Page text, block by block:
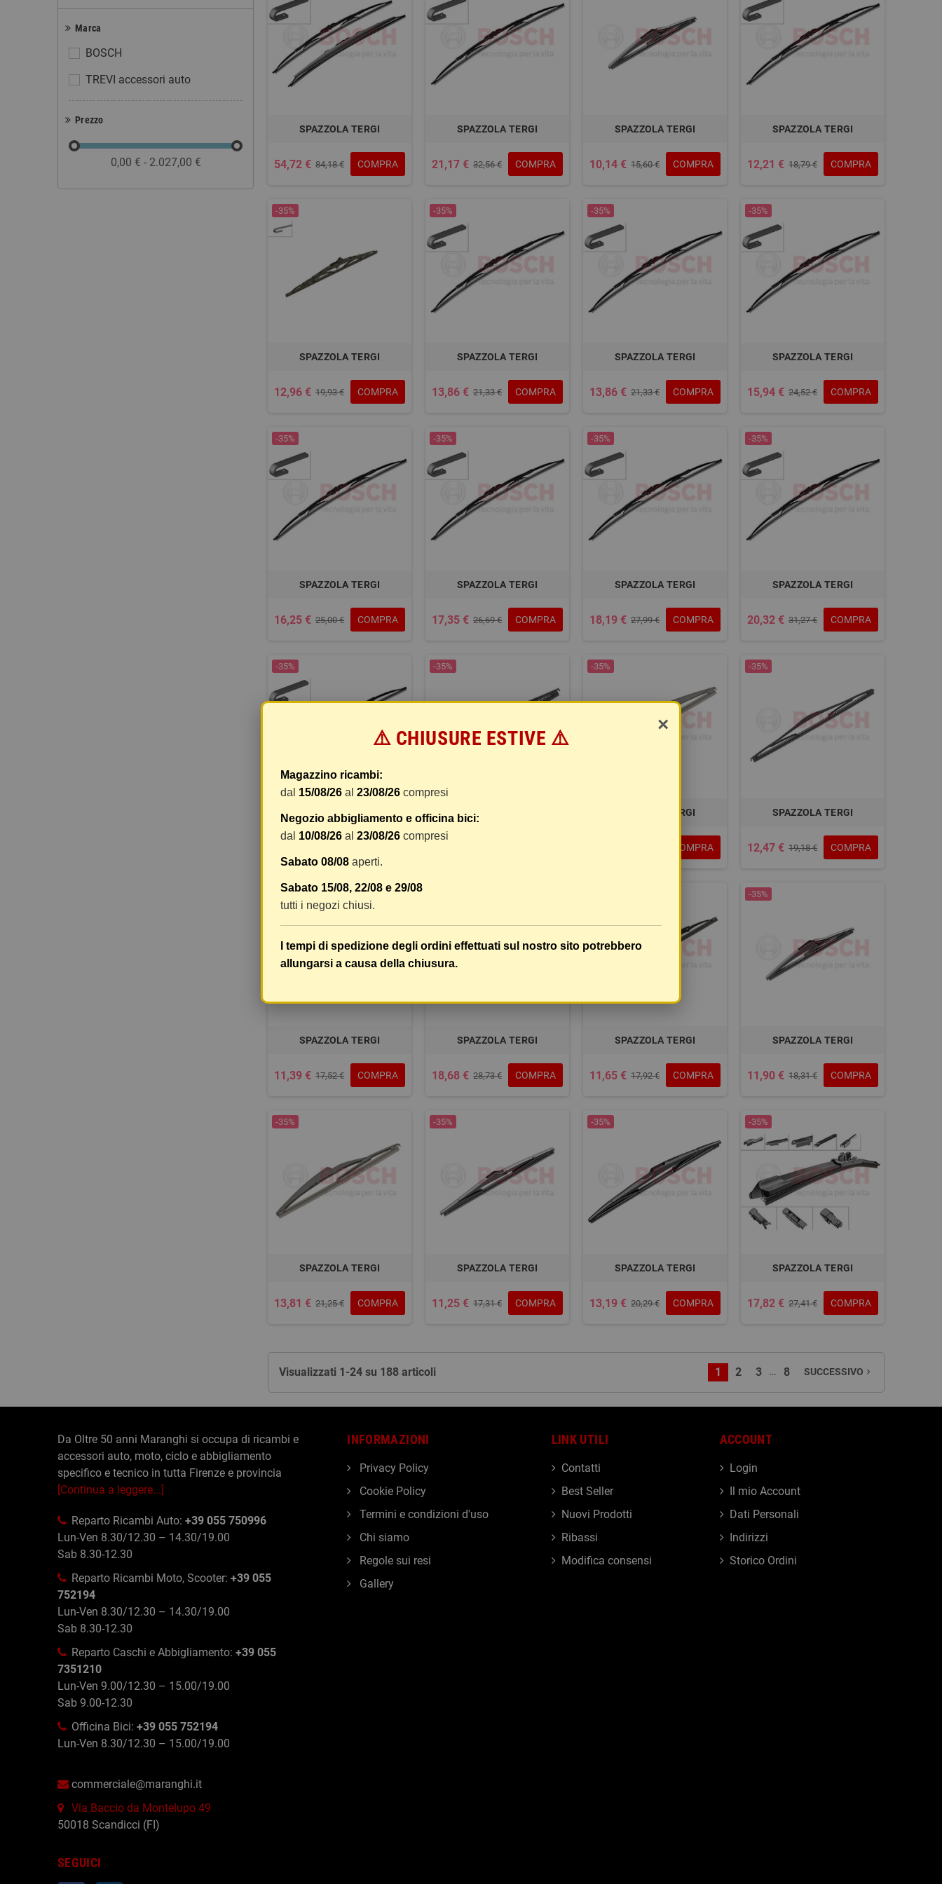
Marca
BOSCH
TREVI accessori auto
Prezzo
0,00 € - 2.027,00 €
SPAZZOLA TERGI
54,72 € 84,18 € COMPRA
SPAZZOLA TERGI
21,17 € 32,56 € COMPRA
SPAZZOLA TERGI
10,14 € 15,60 € COMPRA
SPAZZOLA TERGI
12,21 € 18,79 € COMPRA
-35%
SPAZZOLA TERGI
12,96 € 19,93 € COMPRA
-35%
SPAZZOLA TERGI
13,86 € 21,33 € COMPRA
-35%
SPAZZOLA TERGI
13,86 € 21,33 € COMPRA
-35%
SPAZZOLA TERGI
15,94 € 24,52 € COMPRA
-35%
SPAZZOLA TERGI
16,25 € 25,00 € COMPRA
-35%
SPAZZOLA TERGI
17,35 € 26,69 € COMPRA
-35%
SPAZZOLA TERGI
18,19 € 27,99 € COMPRA
-35%
SPAZZOLA TERGI
20,32 € 31,27 € COMPRA
-35%
SPAZZOLA TERGI
-35%
SPAZZOLA TERGI
-35%
SPAZZOLA TERGI
COMPRA
-35%
SPAZZOLA TERGI
12,47 € 19,18 € COMPRA
-35%
SPAZZOLA TERGI
11,39 € 17,52 € COMPRA
SPAZZOLA TERGI
18,68 € 28,73 € COMPRA
SPAZZOLA TERGI
11,65 € 17,92 € COMPRA
-35%
SPAZZOLA TERGI
11,90 € 18,31 € COMPRA
-35%
SPAZZOLA TERGI
13,81 € 21,25 € COMPRA
-35%
SPAZZOLA TERGI
11,25 € 17,31 € COMPRA
-35%
SPAZZOLA TERGI
13,19 € 20,29 € COMPRA
-35%
SPAZZOLA TERGI
17,82 € 27,41 € COMPRA
Visualizzati 1-24 su 188 articoli 1 2 3 … 8 SUCCESSIVO navigate_next
×
⚠️ CHIUSURE ESTIVE ⚠️
Magazzino ricambi:
dal 15/08/26 al 23/08/26 compresi
Negozio abbigliamento e officina bici:
dal 10/08/26 al 23/08/26 compresi
Sabato 08/08 aperti.
Sabato 15/08, 22/08 e 29/08
tutti i negozi chiusi.
I tempi di spedizione degli ordini effettuati sul nostro sito potrebbero
allungarsi a causa della chiusura.
Da Oltre 50 anni Maranghi si occupa di ricambi e
accessori auto, moto, ciclo e abbigliamento
specifico e tecnico in tutta Firenze e provincia
[Continua a leggere...]
Reparto Ricambi Auto: +39 055 750996
Lun-Ven 8.30/12.30 – 14.30/19.00
Sab 8.30-12.30
Reparto Ricambi Moto, Scooter: +39 055
752194
Lun-Ven 8.30/12.30 – 14.30/19.00
Sab 8.30-12.30
Reparto Caschi e Abbigliamento: +39 055
7351210
Lun-Ven 9.00/12.30 – 15.00/19.00
Sab 9.00-12.30
Officina Bici: +39 055 752194
Lun-Ven 8.30/12.30 – 15.00/19.00
commerciale@maranghi.it
Via Baccio da Montelupo 49
50018 Scandicci (FI)
SEGUICI
LINK UTILI
Contatti
Best Seller
Nuovi Prodotti
Ribassi
Modifica consensi
ACCOUNT
Login
Il mio Account
Dati Personali
Indirizzi
Storico Ordini
INFORMAZIONI
Privacy Policy
Cookie Policy
Termini e condizioni d'uso
Chi siamo
Regole sui resi
Gallery